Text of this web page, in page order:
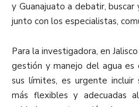
y Guanajuato a debatir,
junto con los especialistas,
Para la investigadora, en
gestión y manejo del agua
sus límites, es urgente incluir
más flexibles y adecuadas